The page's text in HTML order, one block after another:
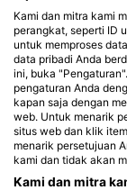
Scuba Center Sv.
Sv.Marina bb, 52220
Situs
Kami dan mitra kami
perangkat, seperti ID
untuk memproses
data pribadi Anda
ini, buka
pengaturan Anda
kapan saja dengan
web. Untuk menarik
situs web dan klik
menarik persetujuan
kami dan tidak akan
Kami dan mitra